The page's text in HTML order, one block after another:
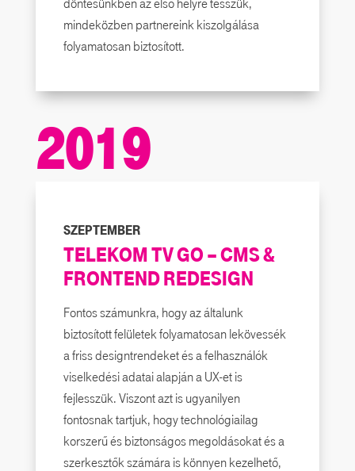
mindeközben partnereink kiszolgálása
folyamatosan biztosított.
2019
SZEPTEMBER
TELEKOM TV GO – CMS &
FRONTEND REDESIGN
Fontos számunkra, hogy az általunk
biztosított felületek folyamatosan lekövessék
a friss designtrendeket és a felhasználók
viselkedési adatai alapján a UX-et is
fejlesszük. Viszont azt is ugyanilyen
fontosnak tartjuk, hogy technológiailag
korszerű és biztonságos megoldásokat és a
szerkesztők számára is könnyen kezelhető,